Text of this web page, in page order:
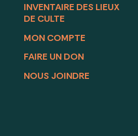
INVENTAIRE DES LIEUX
DE CULTE
MON COMPTE
FAIRE UN DON
NOUS JOINDRE